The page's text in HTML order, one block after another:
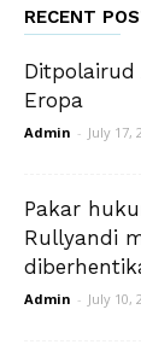
RECENT
Ditpolairud
Eropa
Admin - July 17,
Pakar
Rullyandi
Admin - July 10,